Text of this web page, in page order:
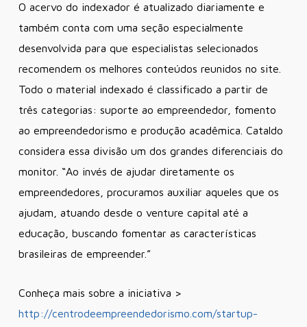
O acervo do indexador é atualizado diariamente e
também conta com uma seção especialmente
desenvolvida para que especialistas selecionados
recomendem os melhores conteúdos reunidos no site.
Todo o material indexado é classificado a partir de
três categorias: suporte ao empreendedor, fomento
ao empreendedorismo e produção acadêmica. Cataldo
considera essa divisão um dos grandes diferenciais do
monitor. “Ao invés de ajudar diretamente os
empreendedores, procuramos auxiliar aqueles que os
ajudam, atuando desde o venture capital até a
educação, buscando fomentar as características
brasileiras de empreender.”
Conheça mais sobre a iniciativa >
http://centrodeempreendedorismo.com/startup-